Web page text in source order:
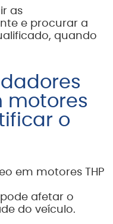
as
e procurar a
quando
motores
o
em motores THP
afetar o
do veículo.